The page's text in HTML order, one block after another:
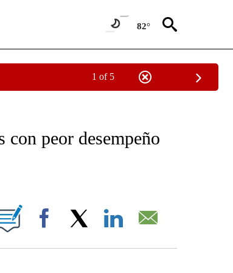
82°
1 of 5
NEW PAGES ON "NOTICIAS - CNN".
con peor desempeño
ON "".
Facebook